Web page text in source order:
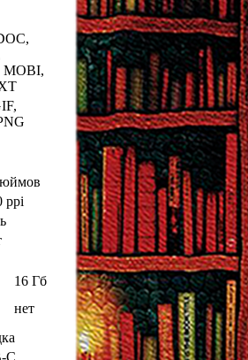
ppi
16 Гб
нет
C